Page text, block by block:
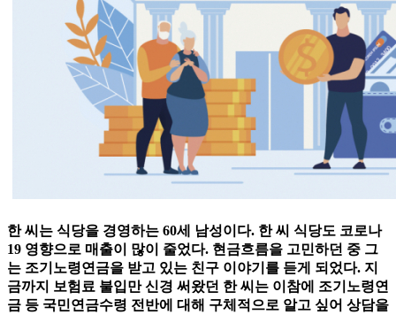
한 씨는 식당을 경영하는 60세 남성이다. 한 씨 식당도 코로나
19 영향으로 매출이 많이 줄었다. 현금흐름을 고민하던 중 그
는 조기노령연금을 받고 있는 친구 이야기를 듣게 되었다. 지
금까지 보험료 불입만 신경 써왔던 한 씨는 이참에 조기노령연
금 등 국민연금수령 전반에 대해 구체적으로 알고 싶어 상담을